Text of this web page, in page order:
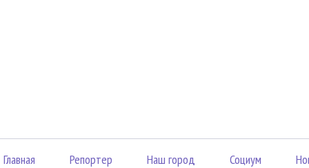
Главная Репортер Наш город Социум